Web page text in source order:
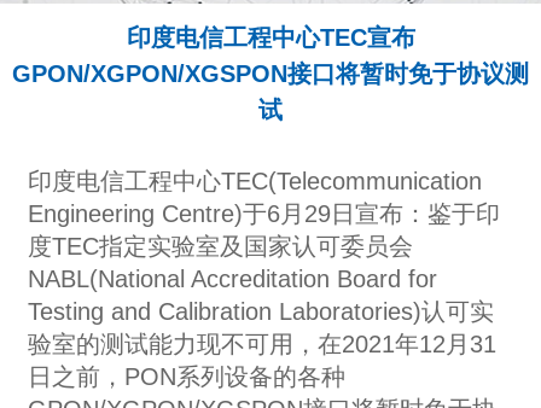
印度电信工程中心TEC宣布
GPON/XGPON/XGSPON接口将暂时免于协议测
试
印度电信工程中心TEC(Telecommunication
Engineering Centre)于6月29日宣布：鉴于印
度TEC指定实验室及国家认可委员会
NABL(National Accreditation Board for
Testing and Calibration Laboratories)认可实
验室的测试能力现不可用，在2021年12月31
日之前，PON系列设备的各种